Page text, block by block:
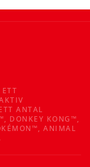
ANTAL
DONKEY KONG™,
ANIMAL